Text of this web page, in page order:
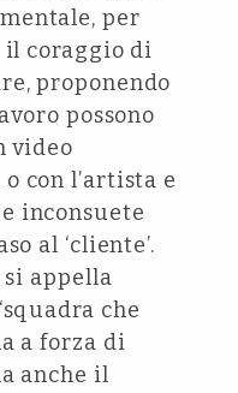
per
il coraggio di
proponendo
possono
video
con l’artista e
inconsuete
al ‘cliente’.
appella
che
a forza di
anche il